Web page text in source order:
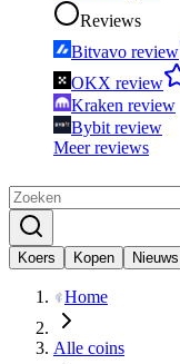
Reviews
Bitvavo review
OKX review
Kraken review
Bybit review
Meer reviews
Koers Kopen Nieuws
Home
Alle coins